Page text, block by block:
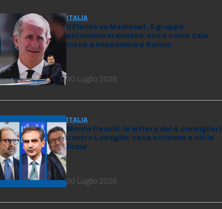
ITALIA
Il Fienile su Mediaset, il gruppo
autonomo in Veneto: ecco come Zaia
torna a impensierire Salvini
30 Luglio 2026
ITALIA
Monte Paschi, la lettera dei 4 consiglieri
contro Lovaglio: cosa scrivono e chi la
firma
30 Luglio 2026